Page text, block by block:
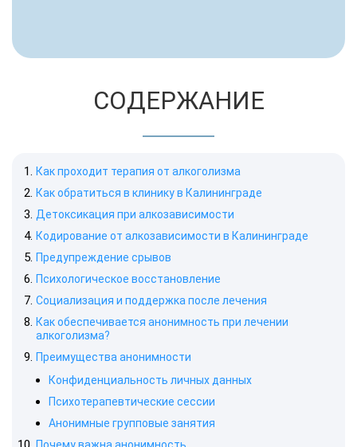
СОДЕРЖАНИЕ
Как проходит терапия от алкоголизма
Как обратиться в клинику в Калининграде
Детоксикация при алкозависимости
Кодирование от алкозависимости в Калининграде
Предупреждение срывов
Психологическое восстановление
Социализация и поддержка после лечения
Как обеспечивается анонимность при лечении
алкоголизма?
Преимущества анонимности
Конфиденциальность личных данных
Психотерапевтические сессии
Анонимные групповые занятия